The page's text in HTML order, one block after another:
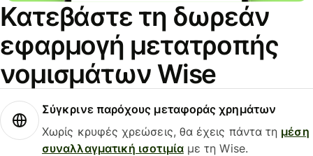
Κατεβάστε τη δωρεάν
εφαρμογή μετατροπής
νομισμάτων Wise
Σύγκρινε παρόχους μεταφοράς χρημάτων
Χωρίς κρυφές χρεώσεις, θα έχεις πάντα τη μέση
συναλλαγματική ισοτιμίαμε τη Wise.